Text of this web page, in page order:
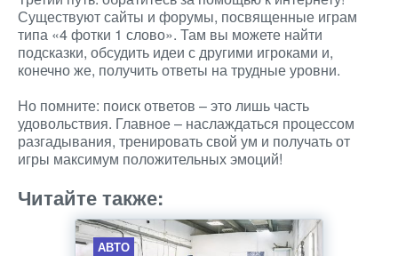
Существуют сайты и форумы, посвященные играм
типа «4 фотки 1 слово». Там вы можете найти
подсказки, обсудить идеи с другими игроками и,
конечно же, получить ответы на трудные уровни.
Но помните: поиск ответов – это лишь часть
удовольствия. Главное – наслаждаться процессом
разгадывания, тренировать свой ум и получать от
игры максимум положительных эмоций!
Читайте также:
АВТО